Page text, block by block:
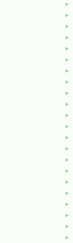
►
►
►
►
►
►
►
►
►
►
►
►
►
►
►
►
►
►
►
►
►
►